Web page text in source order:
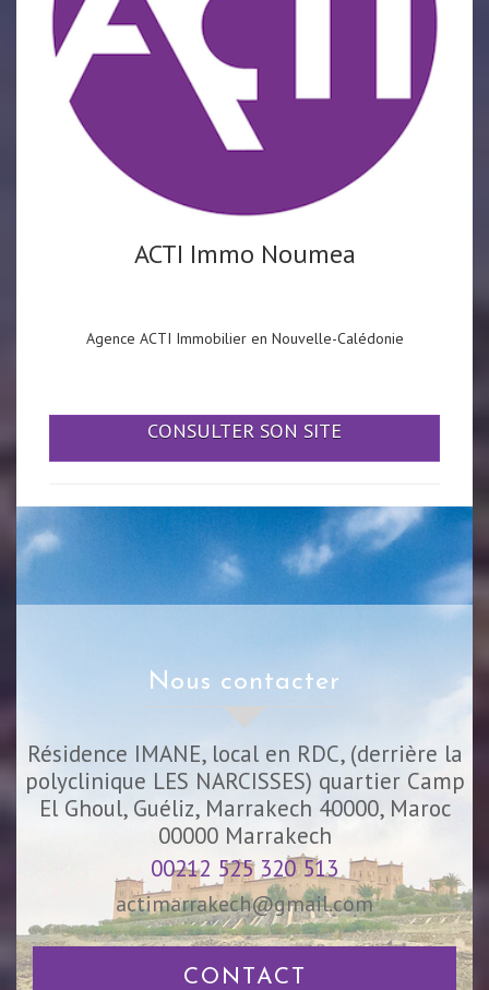
ACTI Immo Noumea
Agence ACTI Immobilier en Nouvelle-Calédonie
CONSULTER SON SITE
nous contacter
Résidence IMANE, local en RDC, (derrière la
polyclinique LES NARCISSES) quartier Camp
El Ghoul, Guéliz, Marrakech 40000, Maroc
00000 Marrakech
00212 525 320 513
actimarrakech@gmail.com
CONTACT